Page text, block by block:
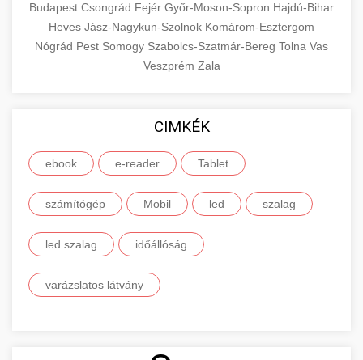
Budapest Csongrád Fejér Győr-Moson-Sopron Hajdú-Bihar
Heves Jász-Nagykun-Szolnok Komárom-Esztergom
Nógrád Pest Somogy Szabolcs-Szatmár-Bereg Tolna Vas
Veszprém Zala
CIMKÉK
ebook e-reader Tablet
számítógép Mobil led szalag
led szalag időállóság
varázslatos látvány